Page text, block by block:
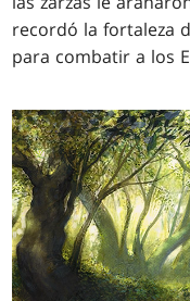
recordó la fortaleza
para combatir a los